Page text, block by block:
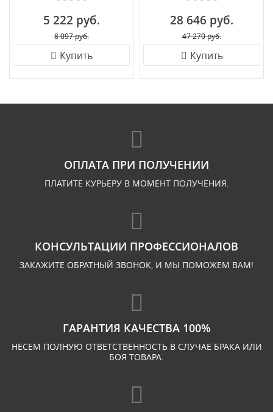
5 222 руб.
8 097 руб.
Купить
28 646 руб.
47 270 руб.
Купить
ОПЛАТА ПРИ ПОЛУЧЕНИИ
ПЛАТИТЕ КУРЬЕРУ В МОМЕНТ ПОЛУЧЕНИЯ.
КОНСУЛЬТАЦИИ ПРОФЕССИОНАЛОВ
ЗАКАЖИТЕ ОБРАТНЫЙ ЗВОНОК, И МЫ ПОМОЖЕМ ВАМ!
ГАРАНТИЯ КАЧЕСТВА 100%
НЕСЕМ ПОЛНУЮ ОТВЕТСТВЕННОСТЬ В СЛУЧАЕ БРАКА ИЛИ
БОЯ ТОВАРА.